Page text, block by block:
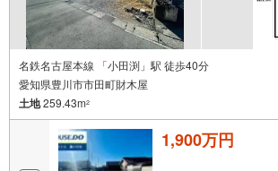
受
け
取
る
・
名鉄名古屋本線 「小田渕」駅 徒歩40分
愛知県豊川市市田町財木屋
土地259.43m2
1,900万円